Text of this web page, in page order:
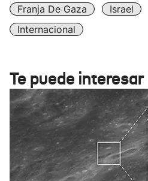
Franja De Gaza Israel
Internacional
Te puede interesar